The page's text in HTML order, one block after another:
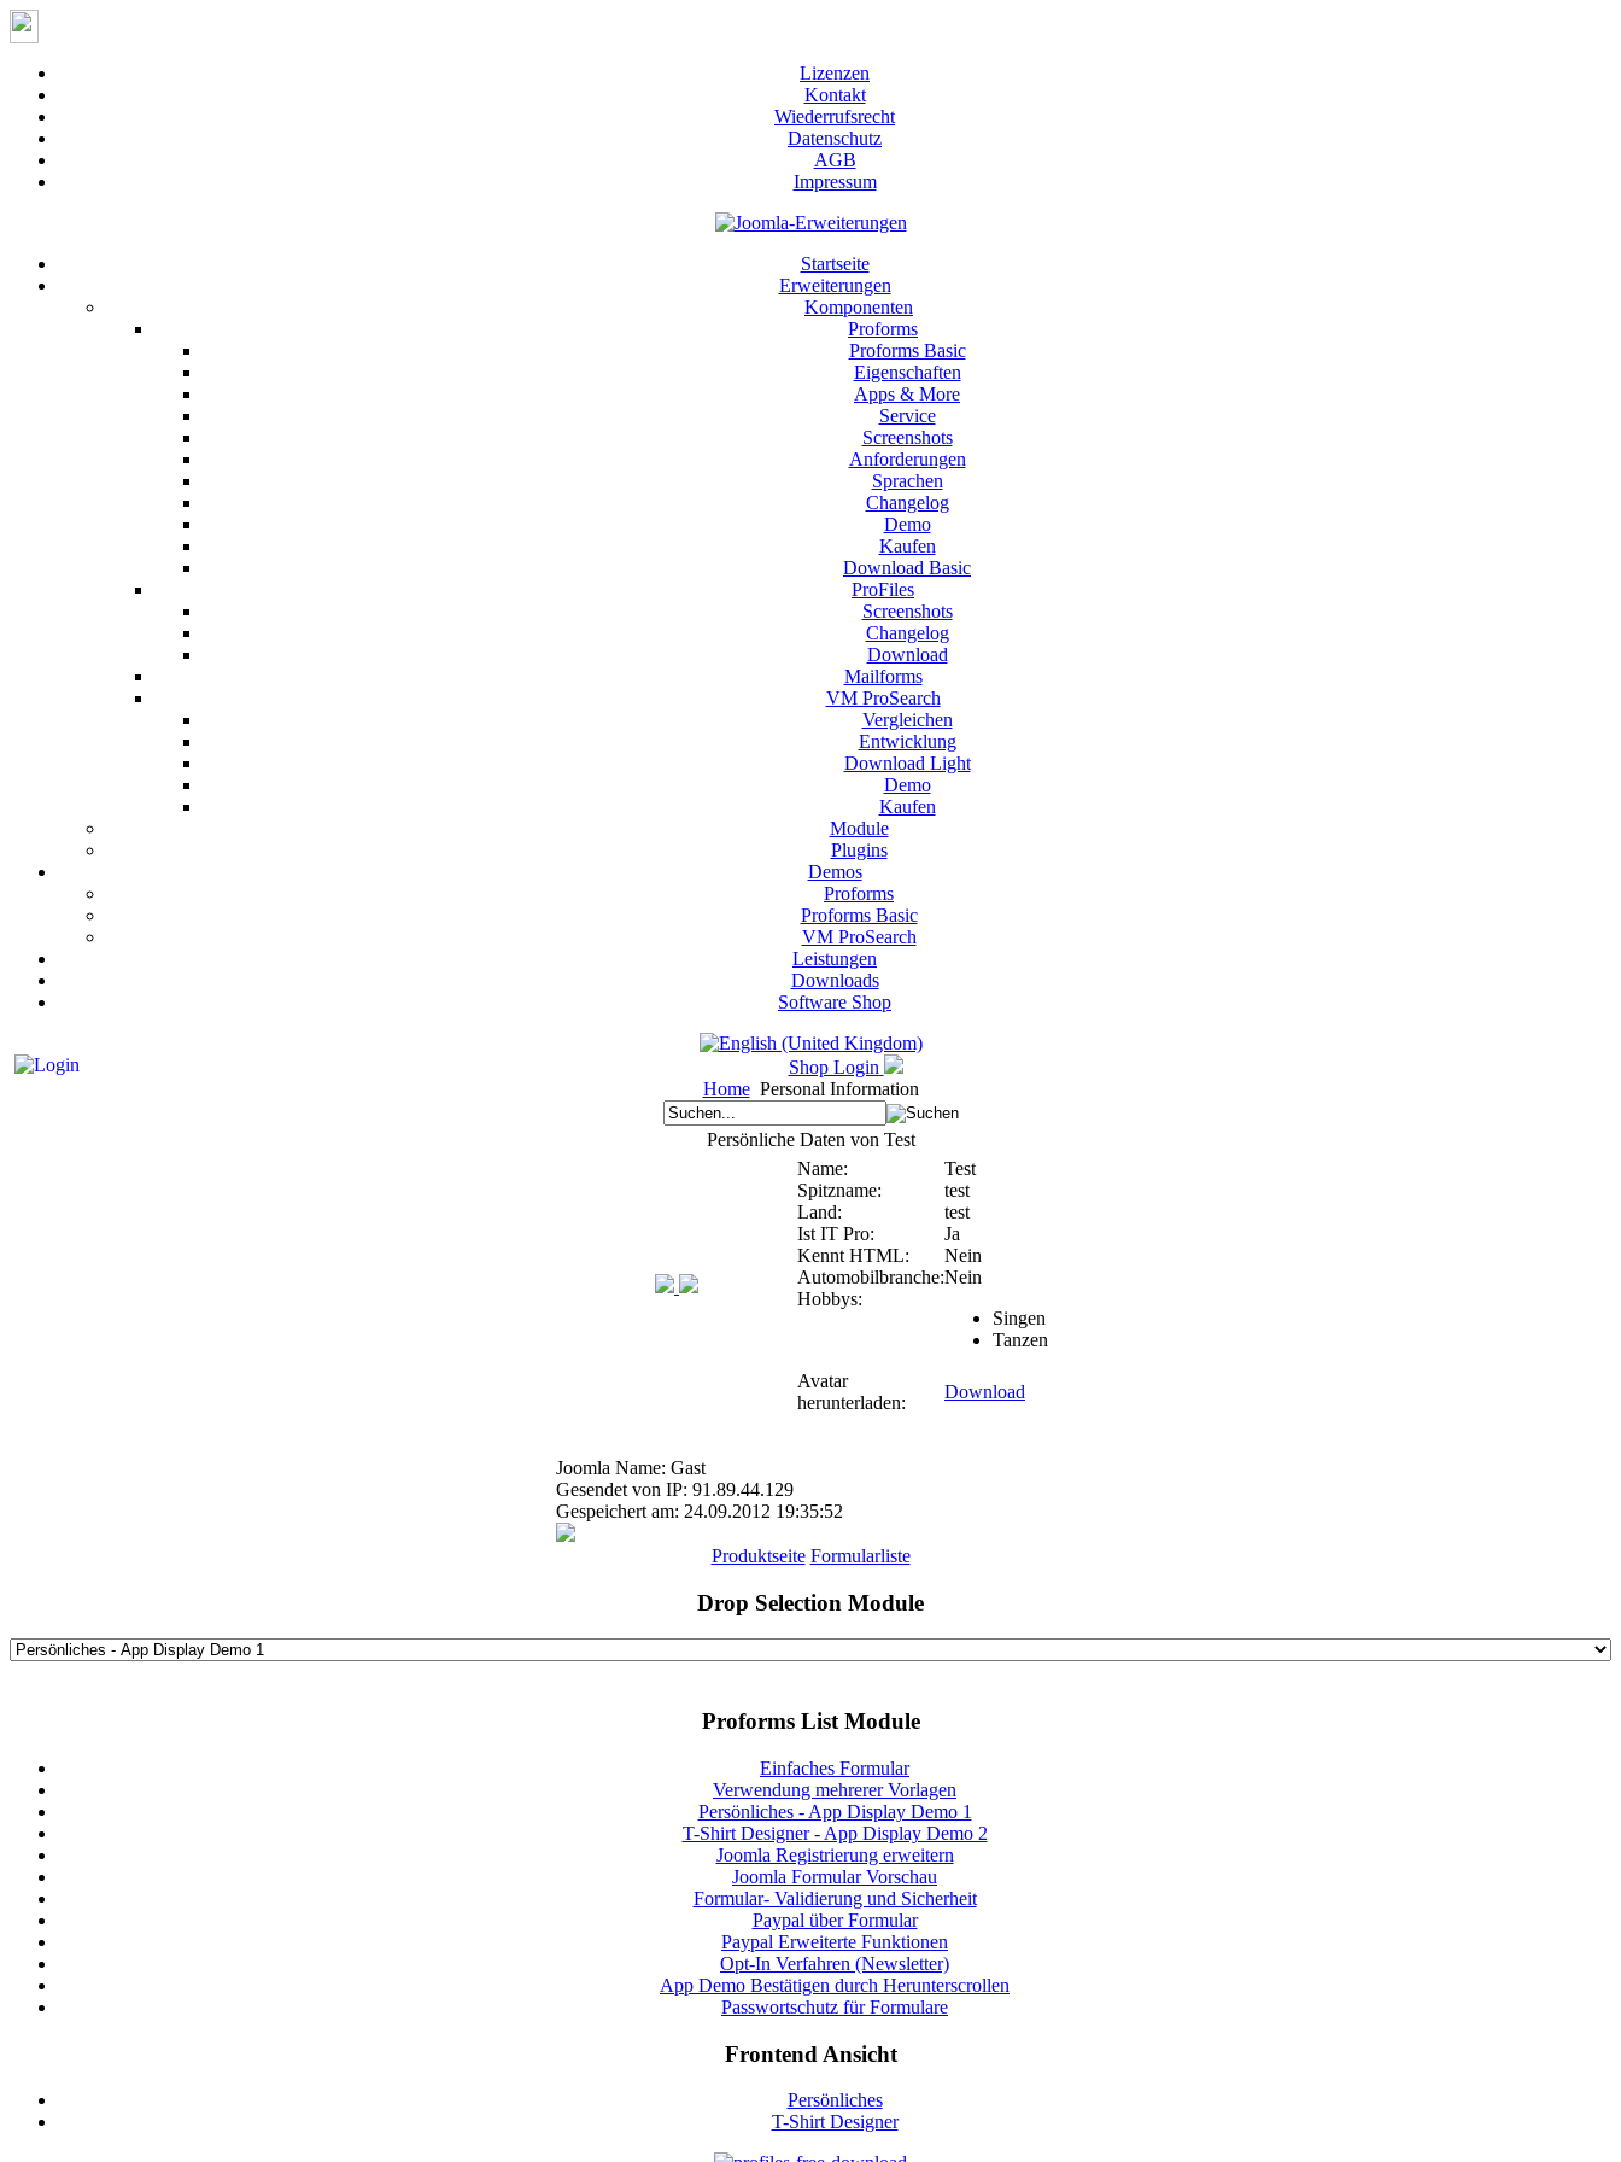
Lizenzen
Kontakt
Wiederrufsrecht
Datenschutz
AGB
Impressum
Startseite
Erweiterungen
Komponenten
Proforms
Proforms Basic
Eigenschaften
Apps & More
Service
Screenshots
Anforderungen
Sprachen
Changelog
Demo
Kaufen
Download Basic
ProFiles
Screenshots
Changelog
Download
Mailforms
VM ProSearch
Vergleichen
Entwicklung
Download Light
Demo
Kaufen
Module
Plugins
Demos
Proforms
Proforms Basic
VM ProSearch
Leistungen
Downloads
Software Shop
Shop Login
Home Personal Information
Persönliche Daten von Test
Name:
Test
Spitzname:
test
Land:
test
Ist IT Pro:
Ja
Kennt HTML:
Nein
Automobilbranche:Nein
Hobbys:
Singen
Tanzen
Avatar
herunterladen:
Download
Joomla Name: Gast
Gesendet von IP: 91.89.44.129
Gespeichert am: 24.09.2012 19:35:52
Produktseite Formularliste
Drop Selection Module
Proforms List Module
Einfaches Formular
Verwendung mehrerer Vorlagen
Persönliches - App Display Demo 1
T-Shirt Designer - App Display Demo 2
Joomla Registrierung erweitern
Joomla Formular Vorschau
Formular- Validierung und Sicherheit
Paypal über Formular
Paypal Erweiterte Funktionen
Opt-In Verfahren (Newsletter)
App Demo Bestätigen durch Herunterscrollen
Passwortschutz für Formulare
Frontend Ansicht
Persönliches
T-Shirt Designer